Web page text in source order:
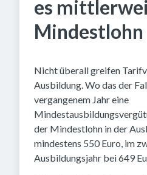
es
Mindestlohn
Nicht überall greifen
Ausbildung. Wo das der
vergangenem Jahr eine
der Mindestlohn in der
mindestens 550 Euro, im
Ausbildungsjahr bei 649